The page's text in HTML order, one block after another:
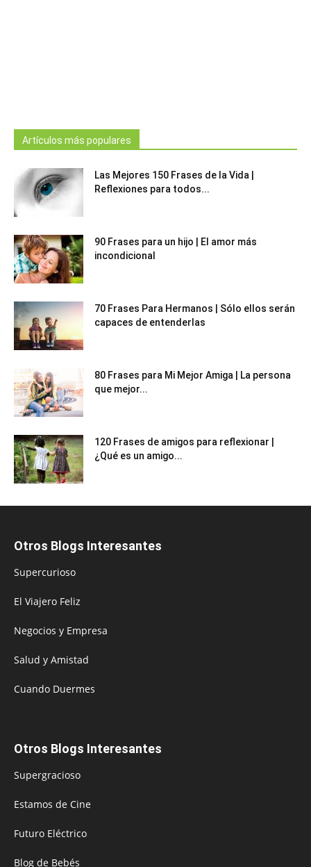
Artículos más populares
Las Mejores 150 Frases de la Vida |
Reflexiones para todos...
90 Frases para un hijo | El amor más
incondicional
70 Frases Para Hermanos | Sólo ellos serán
capaces de entenderlas
80 Frases para Mi Mejor Amiga | La persona
que mejor...
120 Frases de amigos para reflexionar |
¿Qué es un amigo...
Otros Blogs Interesantes
Supercurioso
El Viajero Feliz
Negocios y Empresa
Salud y Amistad
Cuando Duermes
Otros Blogs Interesantes
Supergracioso
Estamos de Cine
Futuro Eléctrico
Blog de Bebés